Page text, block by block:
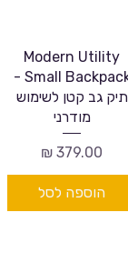
Modern Utility
Small Backpack -
תיק גב קטן לשימוש
מודרני
מחיר
הוספה לסל